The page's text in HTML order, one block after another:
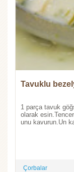
Tavuklu
1 parça tavuk
olarak
unu kavurun.Un
Çorbalar